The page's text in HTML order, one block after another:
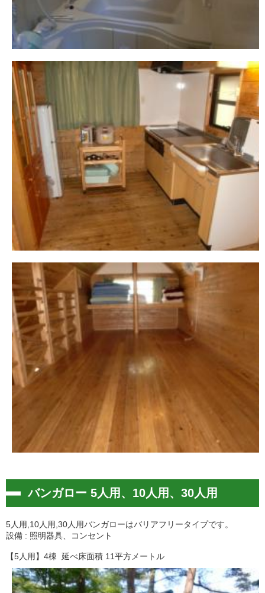
バンガロー 5人用、10人用、30人用
5人用,10人用,30人用バンガローはバリアフリータイプです。
設備 : 照明器具、コンセント
【5人用】4棟 延べ床面積 11平方メートル